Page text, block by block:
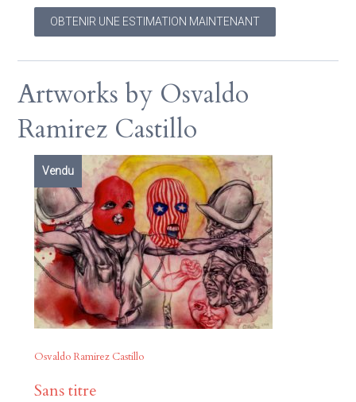
OBTENIR UNE ESTIMATION MAINTENANT
Artworks by Osvaldo
Ramirez Castillo
Vendu
Osvaldo Ramirez Castillo
Sans titre